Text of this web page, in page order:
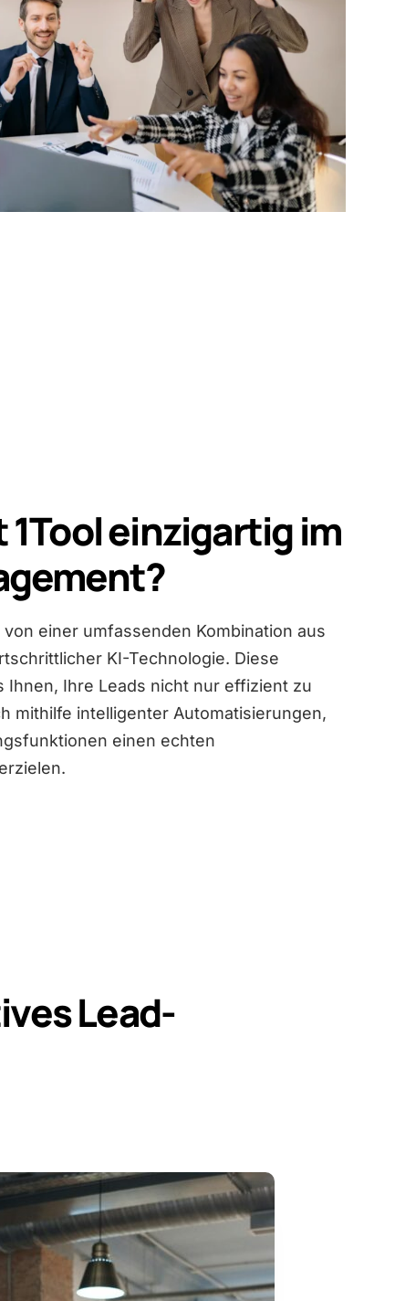
einzigartig im
einer umfassenden Kombination aus
KI-Technologie. Diese
Ihnen, Ihre Leads nicht nur effizient zu
mithilfe intelligenter Automatisierungen,
einen echten
Lead-